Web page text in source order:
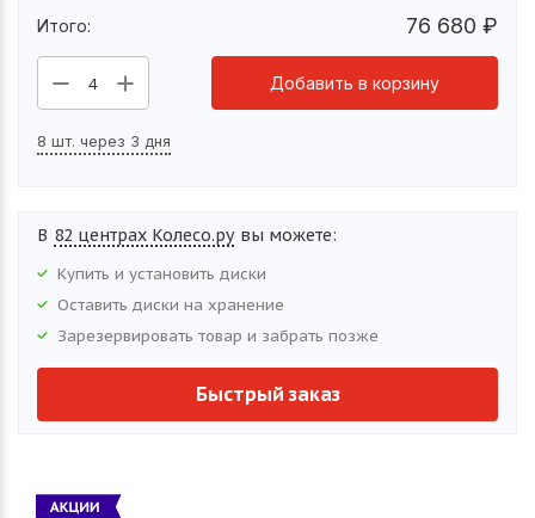
Итого: 76 680 ₽
4 Добавить в корзину
8 шт. через 3 дня
В 82 центрах Колесо.ру вы можете:
Купить и установить диски
Оставить диски на хранение
Зарезервировать товар и забрать позже
Быстрый заказ